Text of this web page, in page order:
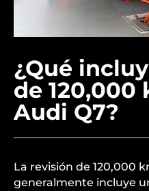
¿Qué
de 120,000
Audi Q7?
La revisión de 120,000
generalmente incluye